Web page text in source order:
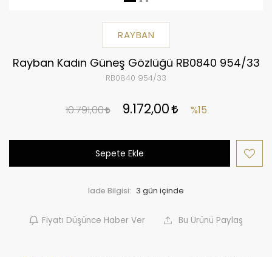
RAYBAN
Rayban Kadın Güneş Gözlüğü RB0840 954/33
RB0840 954/33
10.791,00 9.172,00 %15
Sepete Ekle
İade Bilgisi:
Fiyatı Düşünce Haber Ver Bu Ürünü Paylaş